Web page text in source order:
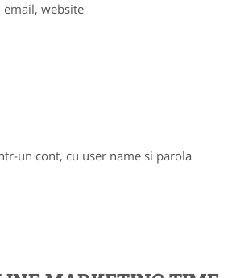
email, website
un cont, cu user name si parola